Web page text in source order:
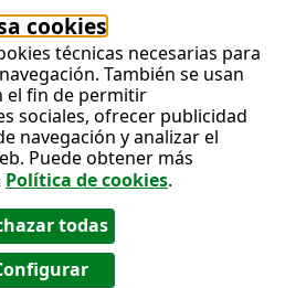
cookies
técnicas necesarias para
También se usan
el fin de permitir
sociales, ofrecer publicidad
navegación y analizar el
Puede obtener más
Política de cookies.